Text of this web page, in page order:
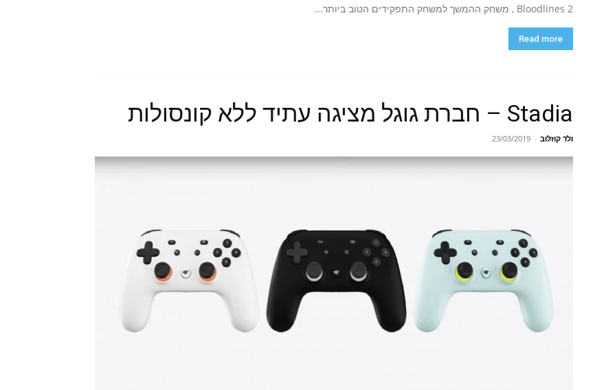
Bloodlines 2 , משחק ההמשך למשחק התפקידים הטוב ביותר...
Read more
Stadia – חברת גוגל מציגה עתיד ללא קונסולות
ולד קוזלוב -
23/03/2019